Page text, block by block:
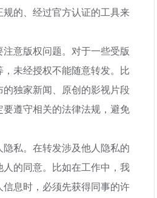
的、经过官方认证的工具来
意版权问题。对于一些受版
未经授权不能随意转发。比
独家新闻、原创的影视片段
遵守相关的法律法规，避免
私。在转发涉及他人隐私的
的同意。比如在工作中，我
息时，必须先获得同事的许